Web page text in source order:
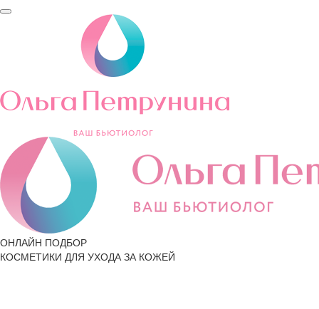
ОНЛАЙН ПОДБОР
КОСМЕТИКИ ДЛЯ УХОДА ЗА КОЖЕЙ